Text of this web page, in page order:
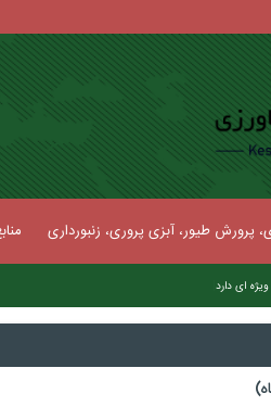
پرورش طیور، آبزی پروری، زنبورداری
ای دارد